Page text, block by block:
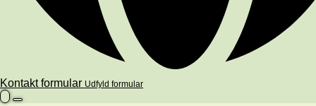
Kontakt formular Udfyld formular